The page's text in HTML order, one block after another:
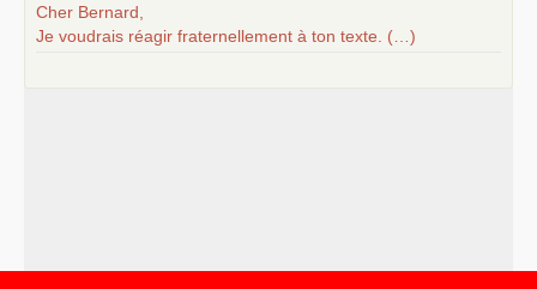
Cher Bernard,
Je voudrais réagir fraternellement à ton texte. (…)